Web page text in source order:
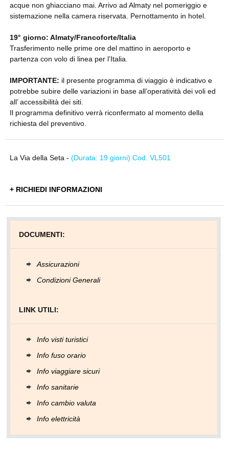
acque non ghiacciano mai. Arrivo ad Almaty nel pomeriggio e
sistemazione nella camera riservata. Pernottamento in hotel.
19° giorno: Almaty/Francoforte/Italia
Trasferimento nelle prime ore del mattino in aeroporto e
partenza con volo di linea per l’Italia.
IMPORTANTE: il presente programma di viaggio è indicativo e
potrebbe subire delle variazioni in base all’operatività dei voli ed
all’ accessibilità dei siti.
Il programma definitivo verrà riconfermato al momento della
richiesta del preventivo.
La Via della Seta - (Durata: 19 giorni) Cod. VL501
+ RICHIEDI INFORMAZIONI
DOCUMENTI:
Assicurazioni
Condizioni Generali
LINK UTILI:
Info visti turistici
Info fuso orario
Info viaggiare sicuri
Info sanitarie
Info cambio valuta
Info elettricità